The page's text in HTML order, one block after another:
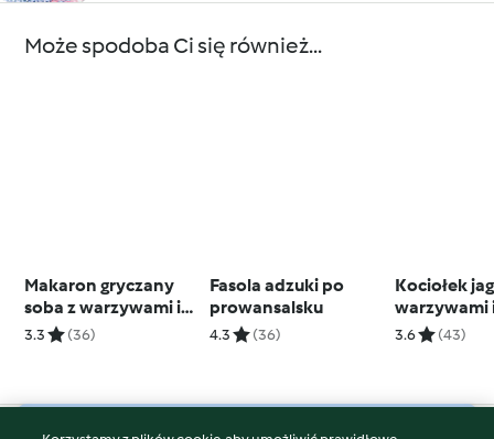
Może spodoba Ci się również...
Makaron gryczany
soba z warzywami i
tofu
3.3 (36)
Fasola adzuki po
prowansalsku
4.3 (36)
Kociołek
warzywami
kiełbaskami
3.6 (43)